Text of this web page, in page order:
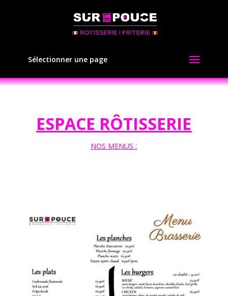
Sélectionner une page
ESPACE RÔTISSERIE
NOS MENUS :